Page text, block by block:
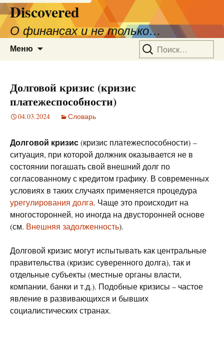
Discovered
О финансах и не только…
Меню Найти:
Долговой кризис (кризис
платежеспособности)
04.03.2024 Словарь
Долговой кризис(кризис платежеспособности) –
ситуация, при которой должник оказывается не в
состоянии погашать свой внешний долг по
согласованному с кредитом графику. В современных
условиях в таких случаях применяется процедура
урегулирования долга. Чаще это происходит на
многосторонней, но иногда на двусторонней основе
(см. Внешняя задолженность).
Долговой кризис могут испытывать как центральные
правительства (кризис суверенного долга), так и
отдельные субъекты (местные органы власти,
компании, банки и т.д.). Подобные кризисы – частое
явление в развивающихся и бывших
социалистических странах.